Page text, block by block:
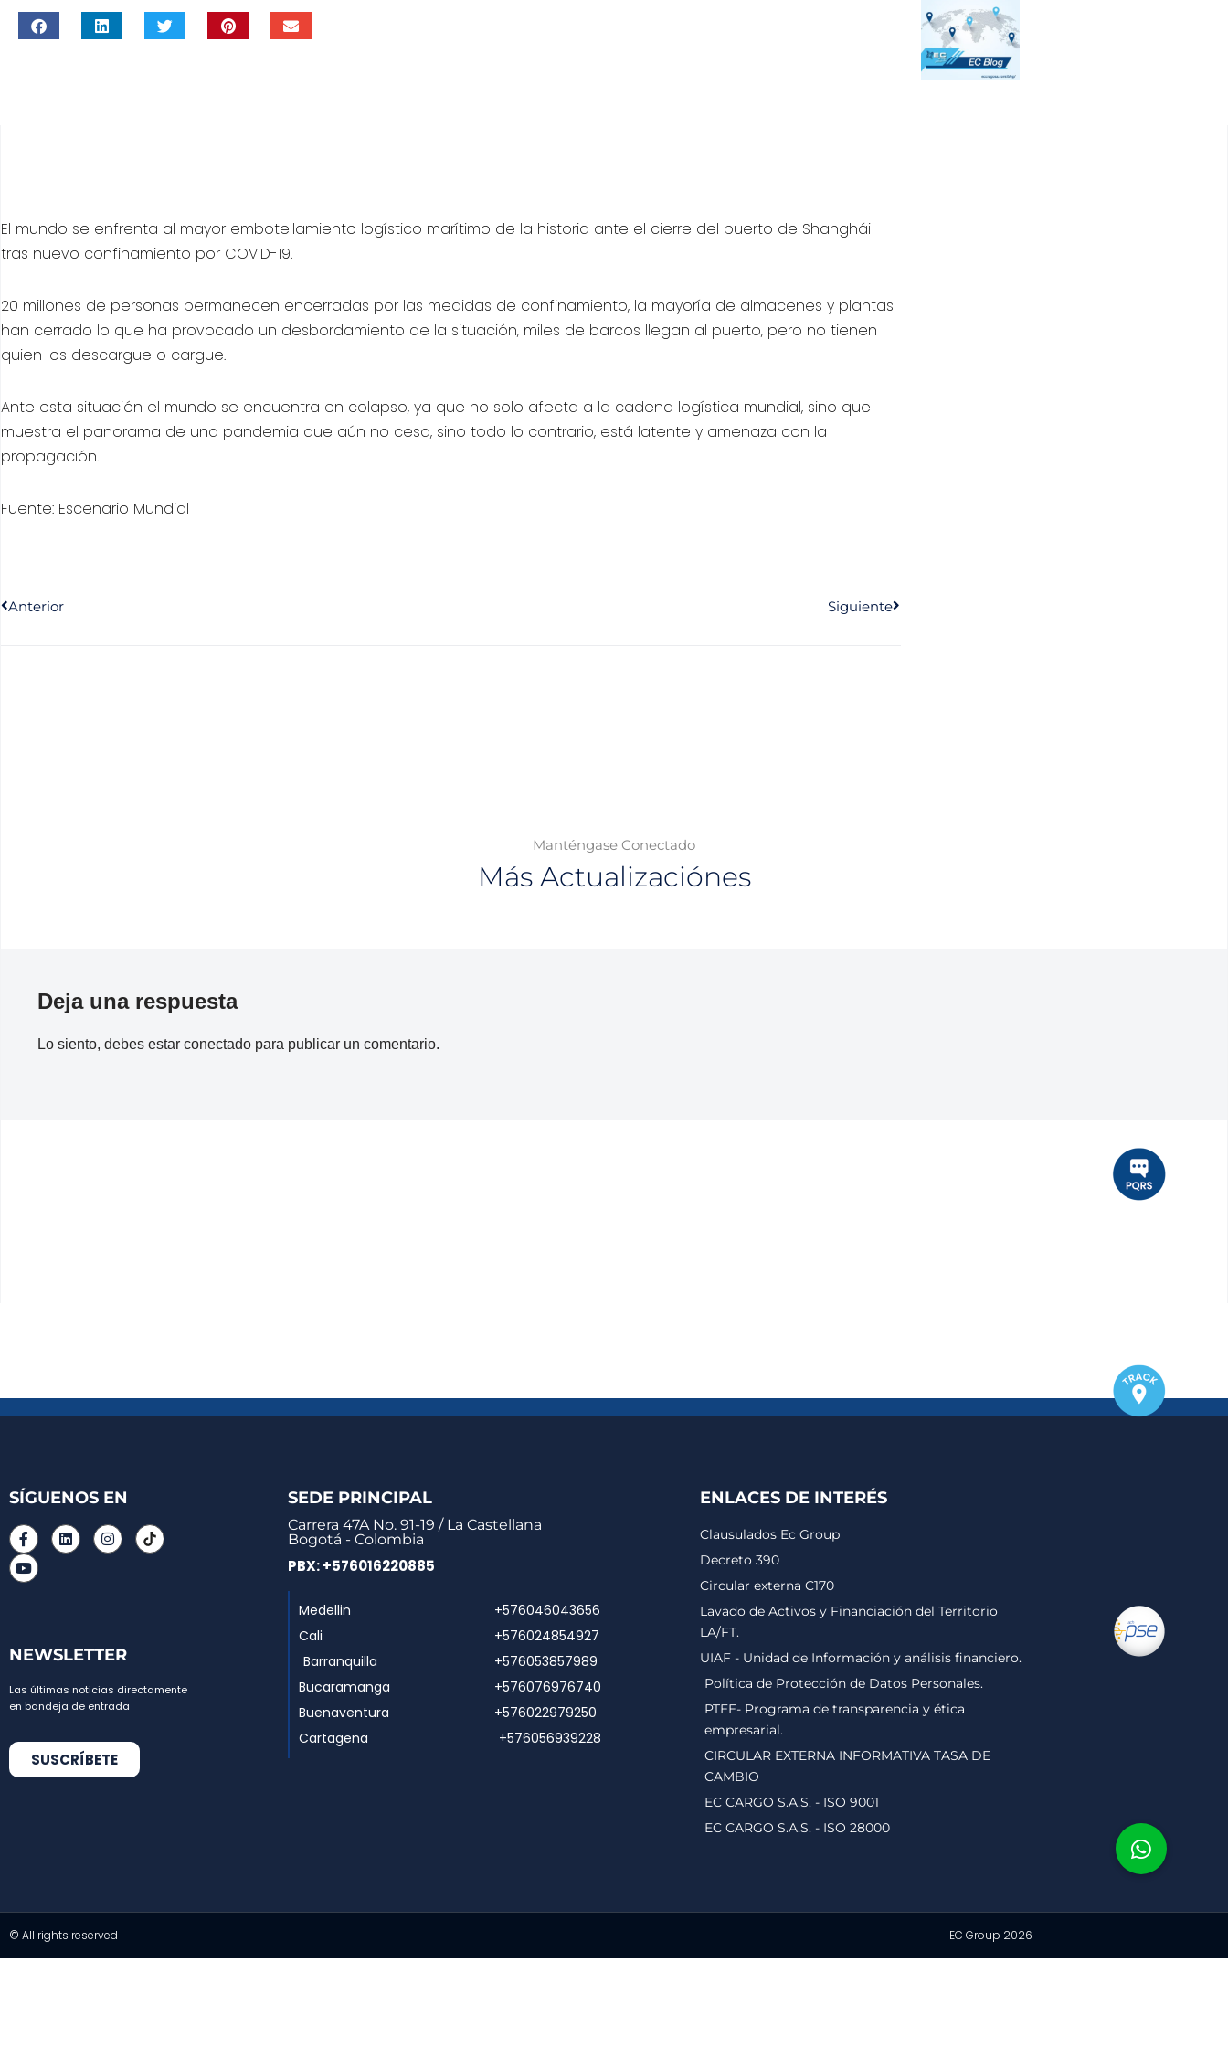
El mundo se enfrenta al mayor embotellamiento logístico marítimo de la historia ante el cierre del puerto de Shanghái
tras nuevo confinamiento por COVID-19.
20 millones de personas permanecen encerradas por las medidas de confinamiento, la mayoría de almacenes y plantas
han cerrado lo que ha provocado un desbordamiento de la situación, miles de barcos llegan al puerto, pero no tienen
quien los descargue o cargue.
Ante esta situación el mundo se encuentra en colapso, ya que no solo afecta a la cadena logística mundial, sino que
muestra el panorama de una pandemia que aún no cesa, sino todo lo contrario, está latente y amenaza con la
propagación.
Fuente: Escenario Mundial
Anterior Siguiente
Manténgase Conectado
Más Actualizaciónes
Deja una respuesta
Lo siento, debes estar conectado para publicar un comentario.
SÍGUENOS EN
NEWSLETTER
Las últimas noticias directamente
en bandeja de entrada
SUSCRÍBETE
SEDE PRINCIPAL
Carrera 47A No. 91-19 / La Castellana
Bogotá - Colombia
PBX: +576016220885
Medellin
Cali
Barranquilla
Bucaramanga
Buenaventura
Cartagena
+576046043656
+576024854927
+576053857989
+576076976740
+576022979250
+576056939228
ENLACES DE INTERÉS
Clausulados Ec Group
Decreto 390
Circular externa C170
Lavado de Activos y Financiación del Territorio
LA/FT.
UIAF - Unidad de Información y análisis financiero.
Política de Protección de Datos Personales.
PTEE- Programa de transparencia y ética
empresarial.
CIRCULAR EXTERNA INFORMATIVA TASA DE
CAMBIO
EC CARGO S.A.S. - ISO 9001
EC CARGO S.A.S. - ISO 28000
© All rights reserved EC Group 2026